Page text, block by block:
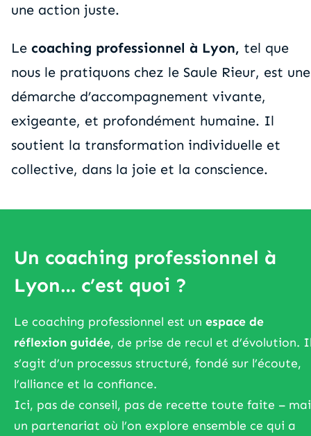
une action juste.
Le coaching professionnel à Lyon, tel que
nous le pratiquons chez le Saule Rieur, est une
démarche d’accompagnement vivante,
exigeante, et profondément humaine. Il
soutient la transformation individuelle et
collective, dans la joie et la conscience.
Un coaching professionnel à
Lyon… c’est quoi ?
Le coaching professionnel est un espace de
réflexion guidée, de prise de recul et d’évolution.
s’agit d’un processus structuré, fondé sur l’écoute,
l’alliance et la confiance.
Ici, pas de conseil, pas de recette toute faite –
un partenariat où l’on explore ensemble ce qui a